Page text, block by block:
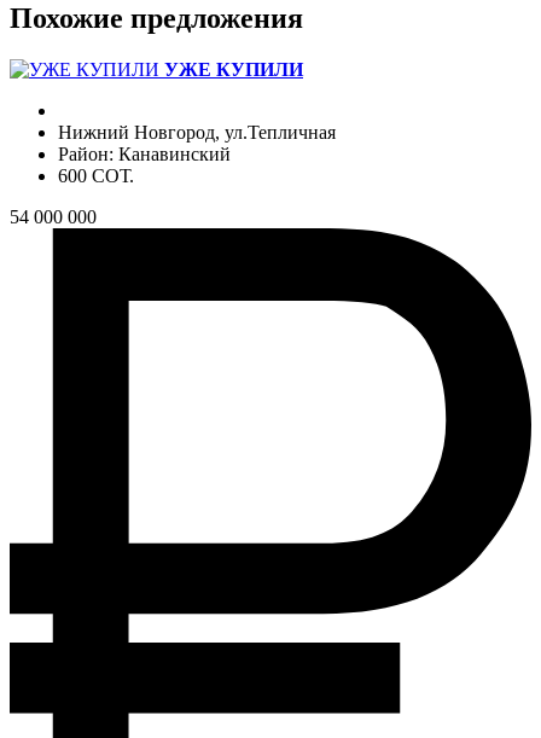
Похожие предложения
УЖЕ КУПИЛИ
Нижний Новгород, ул.Тепличная
Район: Канавинский
600 СОТ.
54 000 000